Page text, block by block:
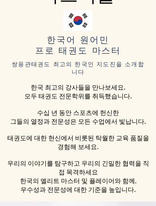
한국어 원어민
프로 태권도 마스터
쌍용관태권도 최고의 한국인 지도진을 소개합
니다
한국 최고의 강사들을 만나보세요.
모두 태권도 전문학위를 취득했습니다.
수십 년 동안 스포츠에 헌신한
그들의 열정과 전문성은 모든 수업에서 빛납니다.
태권도에 대한 헌신에서 비롯된 탁월한 교육 품질을
경험해 보세요.
우리의 이야기를 탐구하고 우리의 긴밀한 협력을 직
접 목격하세요
한국의 엘리트 마스터 및 플레이어와 함께,
우수성과 전문성에 대한 기준을 높입니다.